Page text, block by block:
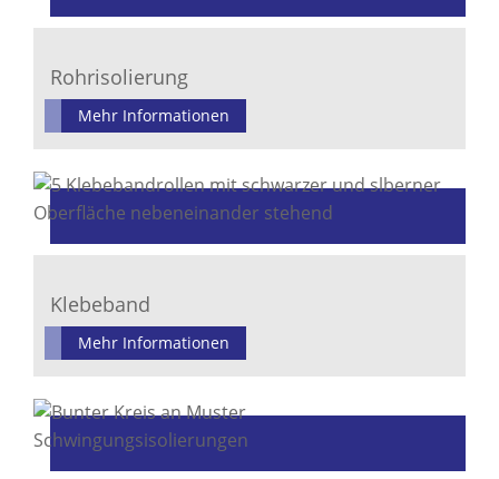
Rohrisolierung
Mehr Informationen
Klebeband
Mehr Informationen